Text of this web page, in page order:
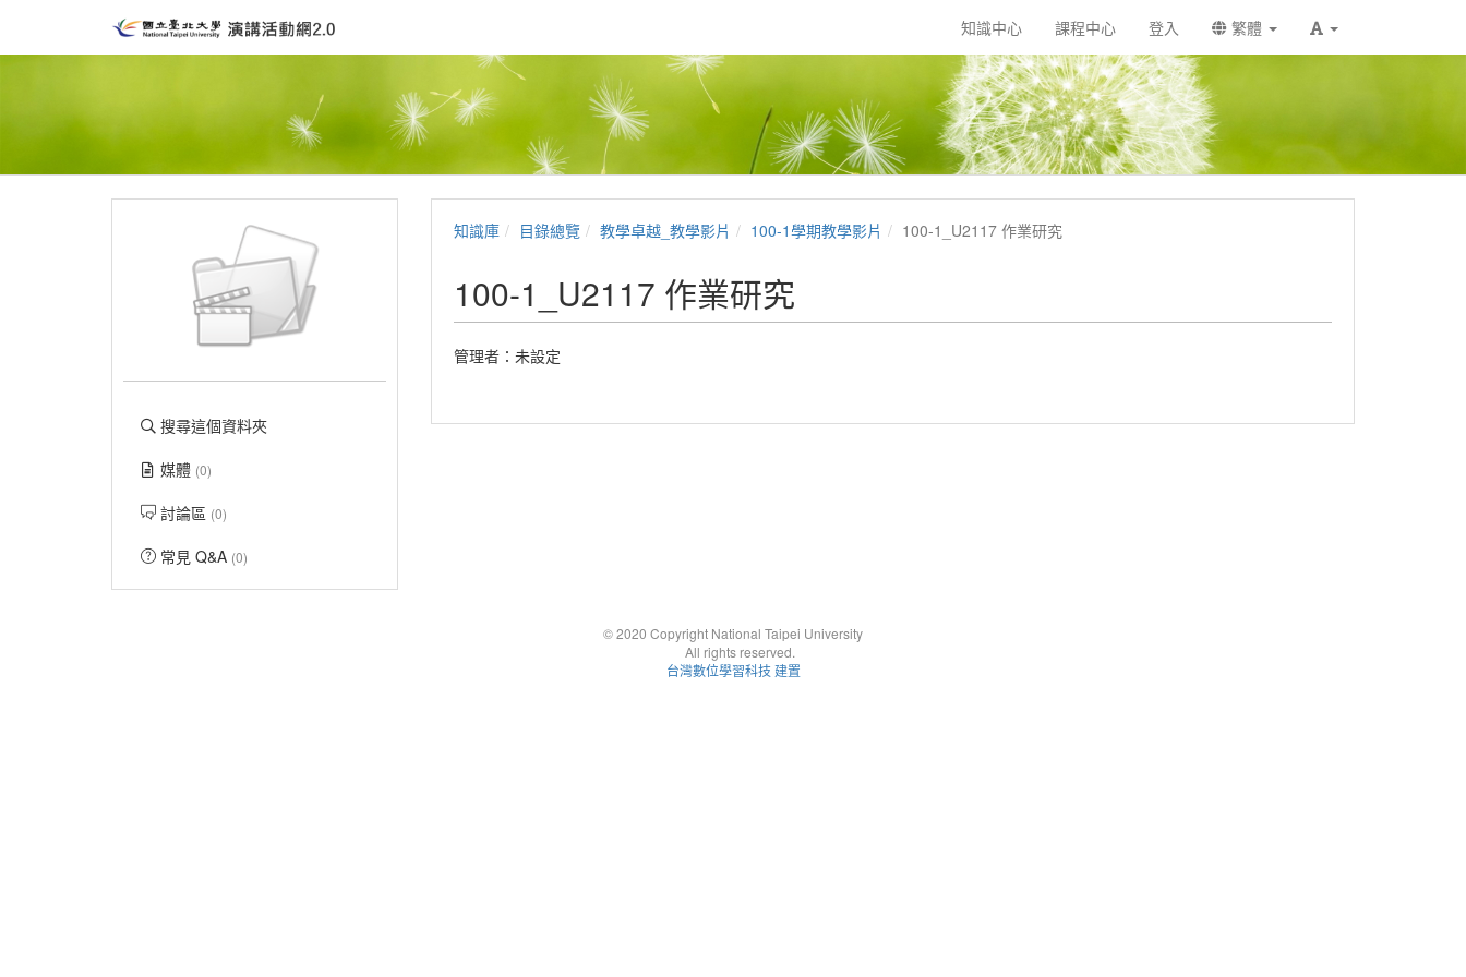
知識中心 課程中心 登入 繁體
搜尋這個資料夾
媒體 (0)
討論區 (0)
常見 Q&A (0)
知識庫 目錄總覽 教學卓越_教學影片 100-1學期教學影片 100-1_U2117 作業研究
100-1_U2117 作業研究
管理者：未設定
© 2020 Copyright National Taipei University
All rights reserved.
台灣數位學習科技 建置